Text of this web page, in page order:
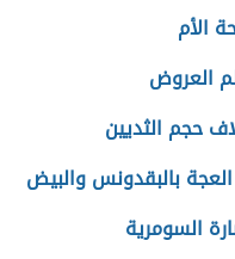
الأم
العروض
حجم الثديين
بالبقدونس والبيض
السومرية